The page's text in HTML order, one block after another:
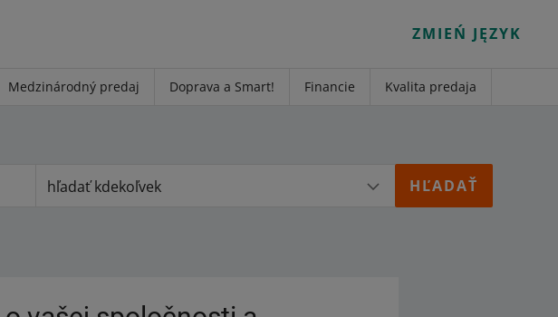
ZMIEŃ JĘZYK
Medzinárodný predaj Doprava a Smart! Financie Kvalita predaja
hľadať kdekoľvek